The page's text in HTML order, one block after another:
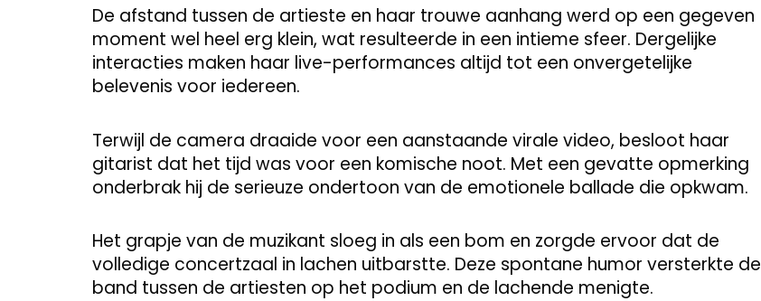
De afstand tussen de artieste en haar trouwe aanhang werd op een gegeven
moment wel heel erg klein, wat resulteerde in een intieme sfeer. Dergelijke
interacties maken haar live-performances altijd tot een onvergetelijke
belevenis voor iedereen.
Terwijl de camera draaide voor een aanstaande virale video, besloot haar
gitarist dat het tijd was voor een komische noot. Met een gevatte opmerking
onderbrak hij de serieuze ondertoon van de emotionele ballade die opkwam.
Het grapje van de muzikant sloeg in als een bom en zorgde ervoor dat de
volledige concertzaal in lachen uitbarstte. Deze spontane humor versterkte de
band tussen de artiesten op het podium en de lachende menigte.